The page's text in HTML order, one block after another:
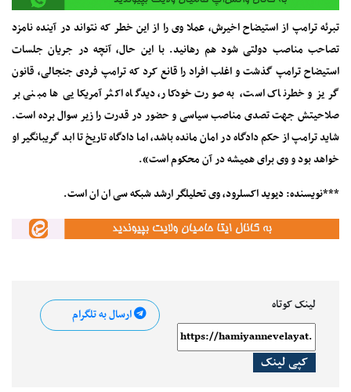
تبرئه ترامپ از استیضاح اخیرش، عملا وی را از این خطر که نتواند در آینده نامزد
تصاحب مناصب دولتی شود هم رهانید. با این حال، آنچه در جریان جلسات
استیضاح ترامپ گذشت و اغلب افراد را قانع کرد که ترامپ فردی جنجالی، قانون
گریز و خطرناک است، به صورت خودکار، دیدگاه اکثر آمریکایی ها مبنی بر
صلاحیتش جهت تصدی مناصب سیاسی و حضور در قدرت را زیر سوال برده است.
شاید ترامپ از حکم دادگاه در امان مانده باشد، اما دادگاه تاریخ تا ابد گریبانگیر او
خواهد بود و وی برای همیشه در آن محکوم است».
***نویسنده: دیوید اکسلرود، وی تحلیلگر ارشد شبکه سی ان ان است.
لینک کوتاه
کپی لینک
ارسال به تلگرام